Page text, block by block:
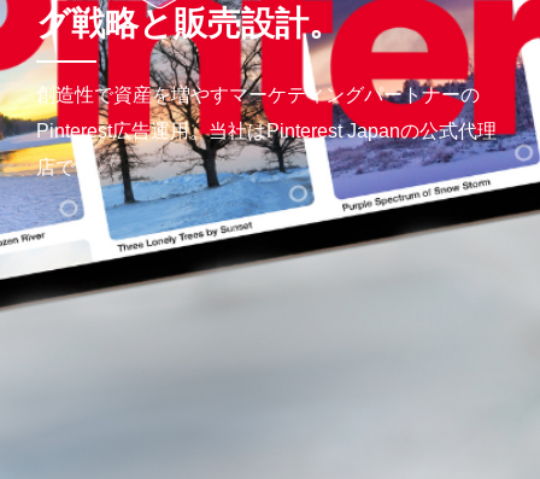
グ戦略と販売設計。
創造性で資産を増やすマーケティングパートナーの
Pinterest広告運用。当社はPinterest Japanの公式代理
店です。